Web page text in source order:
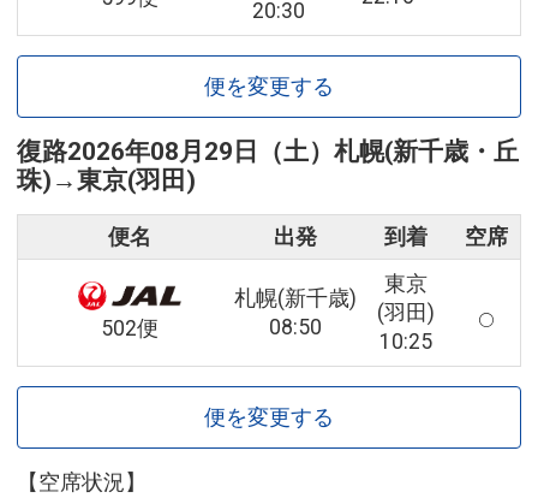
20:30
便を変更する
復路2026年08月29日（土） 札幌(新千歳・丘
珠) →東京(羽田)
便名 出発 到着 空席
502便
札幌(新千歳)
08:50
東京
(羽田)
10:25
便を変更する
【空席状況】